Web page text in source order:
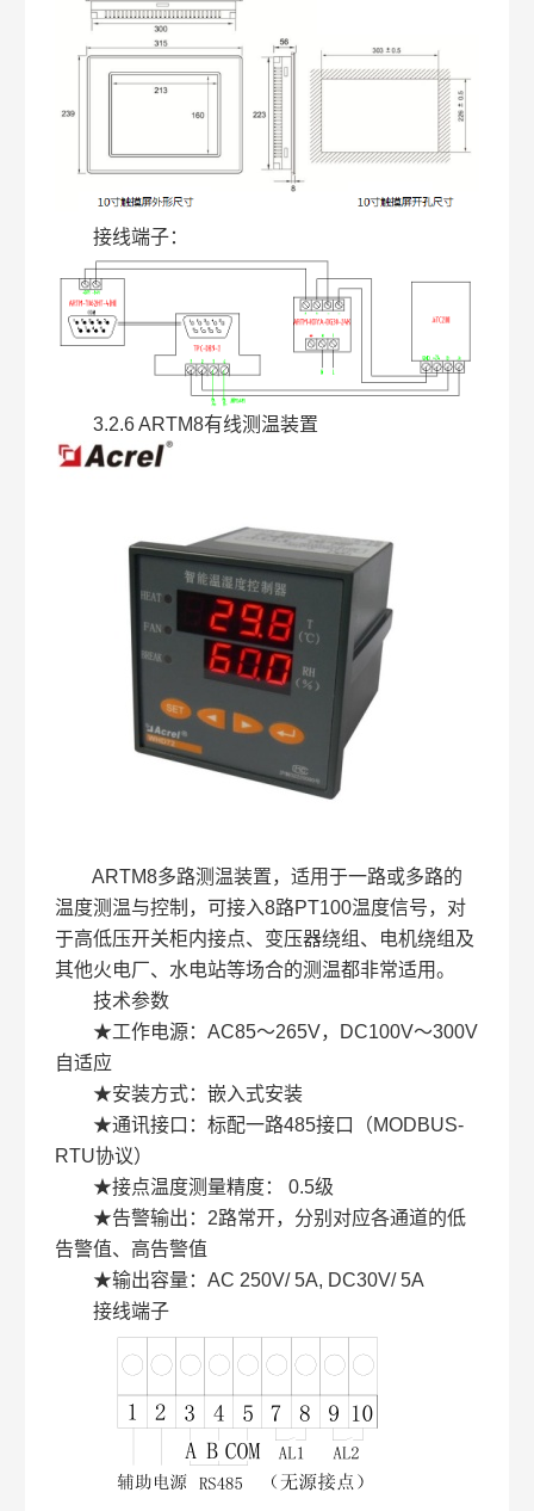
接线端子：
3.2.6 ARTM8有线测温装置
ARTM8多路测温装置，适用于一路或多路的
温度测温与控制，可接入8路PT100温度信号，对
于高低压开关柜内接点、变压器绕组、电机绕组及
其他火电厂、水电站等场合的测温都非常适用。
技术参数
★工作电源：AC85～265V，DC100V～300V
自适应
★安装方式：嵌入式安装
★通讯接口：标配一路485接口（MODBUS-
RTU协议）
★接点温度测量精度： 0.5级
★告警输出：2路常开，分别对应各通道的低
告警值、高告警值
★输出容量：AC 250V/ 5A, DC30V/ 5A
接线端子